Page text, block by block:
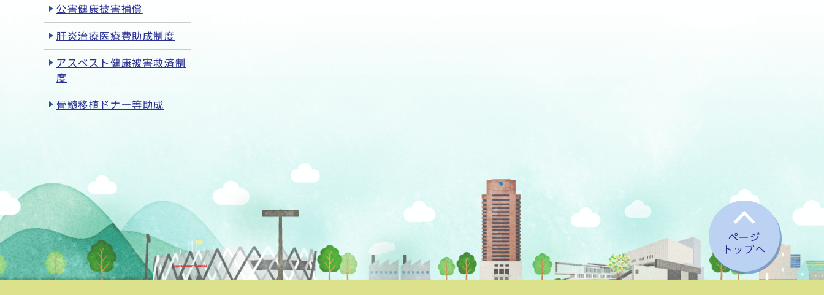
公害健康被害補償
肝炎治療医療費助成制度
アスベスト健康被害救済制
度
骨髄移植ドナー等助成
ページ
トップへ